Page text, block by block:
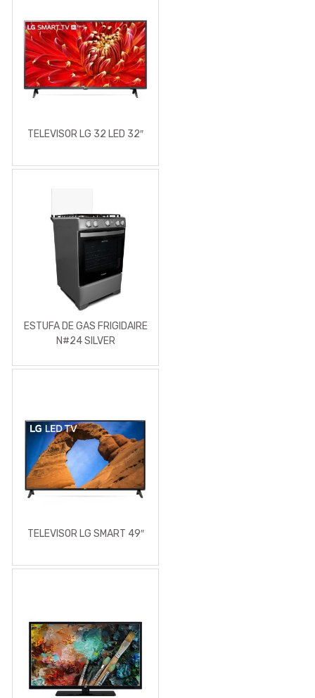
TELEVISOR LG 32 LED 32″
ESTUFA DE GAS FRIGIDAIRE
N#24 SILVER
TELEVISOR LG SMART 49″